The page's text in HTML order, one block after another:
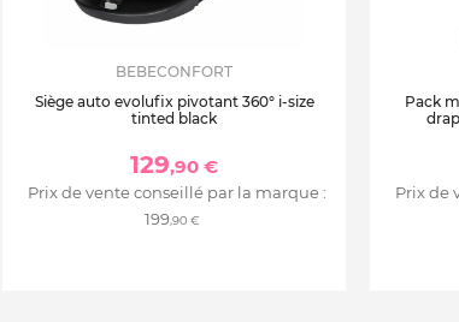
BEBECONFORT
Siège auto evolufix pivotant 360° i-size
tinted black
129,90 €
Prix de vente conseillé par la marque :
199,90 €
Pack
Prix de